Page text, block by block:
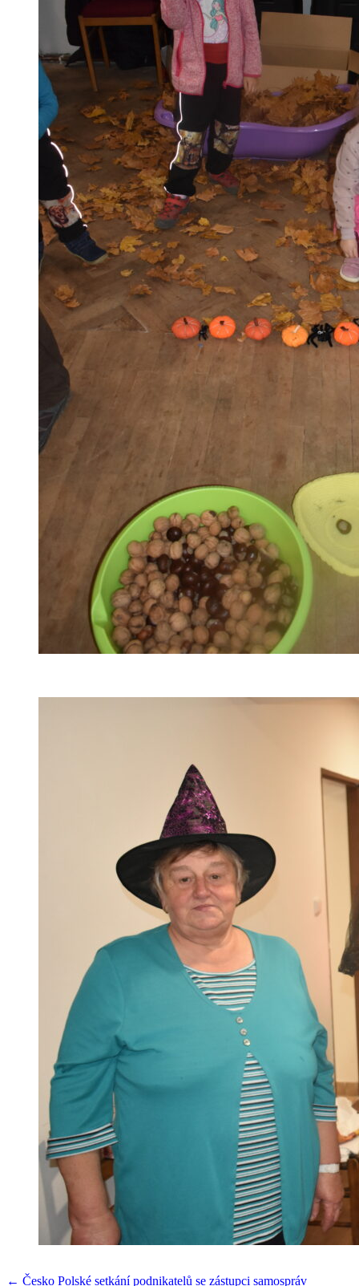
← Česko Polské setkání podnikatelů se zástupci samospráv